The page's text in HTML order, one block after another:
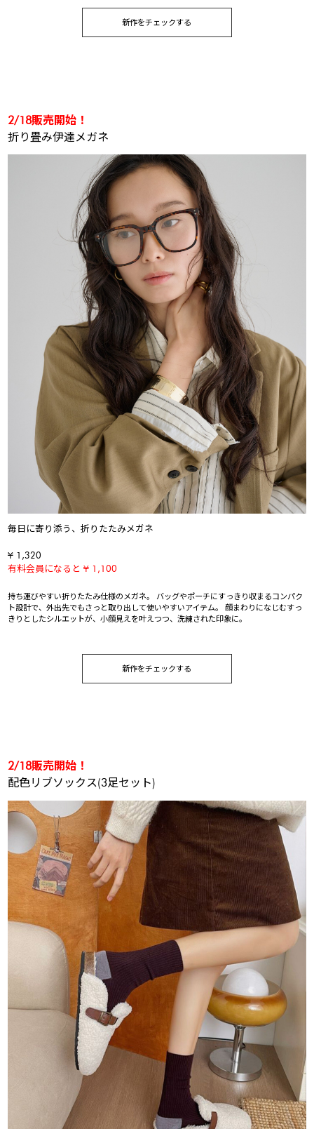
新作をチェックする
2/18販売開始！
折り畳み伊達メガネ
毎日に寄り添う、折りたたみメガネ
¥ 1,320
有料会員になると ¥ 1,100
持ち運びやすい折りたたみ仕様のメガネ。 バッグやポーチにすっきり収まるコンパク
ト設計で、外出先でもさっと取り出して使いやすいアイテム。 顔まわりになじむすっ
きりとしたシルエットが、小顔見えを叶えつつ、洗練された印象に。
新作をチェックする
2/18販売開始！
配色リブソックス(3足セット)